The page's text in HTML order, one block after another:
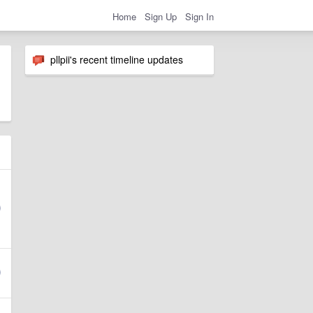
Home Sign Up Sign In
pllpii's recent timeline updates